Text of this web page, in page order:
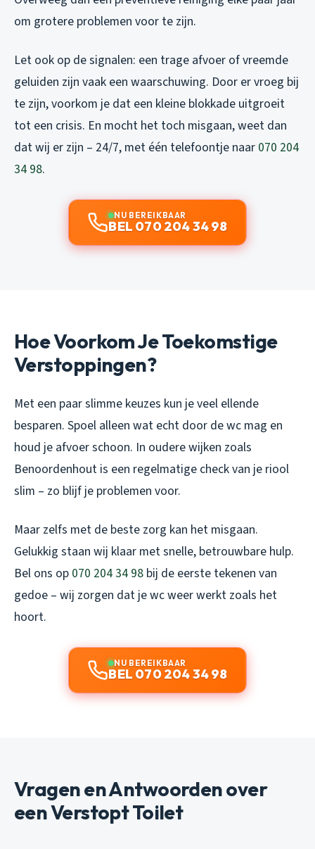
om grotere problemen voor te zijn.
Let ook op de signalen: een trage afvoer of vreemde
geluiden zijn vaak een waarschuwing. Door er vroeg bij
te zijn, voorkom je dat een kleine blokkade uitgroeit
tot een crisis. En mocht het toch misgaan, weet dan
dat wij er zijn – 24/7, met één telefoontje naar 070 204
34 98.
NU BEREIKBAAR
BEL 070 204 34 98
Hoe Voorkom Je Toekomstige
Verstoppingen?
Met een paar slimme keuzes kun je veel ellende
besparen. Spoel alleen wat echt door de wc mag en
houd je afvoer schoon. In oudere wijken zoals
Benoordenhout is een regelmatige check van je riool
slim – zo blijf je problemen voor.
Maar zelfs met de beste zorg kan het misgaan.
Gelukkig staan wij klaar met snelle, betrouwbare hulp.
Bel ons op 070 204 34 98 bij de eerste tekenen van
gedoe – wij zorgen dat je wc weer werkt zoals het
hoort.
NU BEREIKBAAR
BEL 070 204 34 98
Vragen en Antwoorden over
een Verstopt Toilet